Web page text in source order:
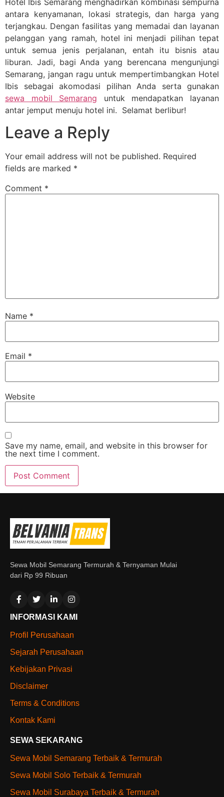
antara kenyamanan, lokasi strategis, dan harga yang
terjangkau. Dengan fasilitas yang memadai dan layanan
pelanggan yang ramah, hotel ini menjadi pilihan tepat
untuk semua jenis perjalanan, entah itu bisnis atau
liburan. Jadi, bagi Anda yang berencana mengunjungi
Semarang, jangan ragu untuk mempertimbangkan Hotel
Ibis sebagai akomodasi pilihan Anda serta gunakan
sewa mobil Semarang untuk mendapatkan layanan
antar jemput menuju hotel ini. Selamat berlibur!
Leave a Reply
Your email address will not be published. Required
fields are marked *
Comment *
Name *
Email *
Website
Save my name, email, and website in this browser for
the next time I comment.
Sewa Mobil Semarang Termurah & Ternyaman Mulai
dari Rp 99 Ribuan
INFORMASI KAMI
Profil Perusahaan
Sejarah Perusahaan
Kebijakan Privasi
Disclaimer
Terms & Conditions
Kontak Kami
SEWA SEKARANG
Sewa Mobil Semarang Terbaik & Termurah
Sewa Mobil Solo Terbaik & Termurah
Sewa Mobil Surabaya Terbaik & Termurah